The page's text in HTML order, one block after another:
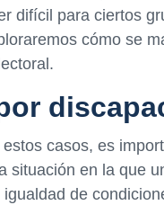
difícil para ciertos
cómo se
casos, es
situación en la que
de